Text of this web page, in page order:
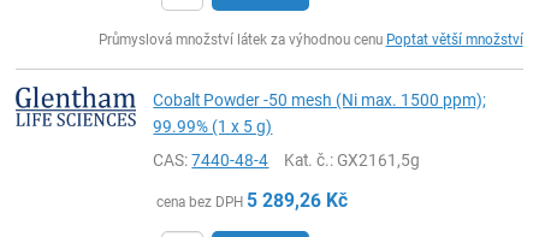
Průmyslová množství látek za výhodnou cenu Poptat větší množství
Cobalt Powder -50 mesh (Ni max. 1500 ppm);
99.99% (1 x 5 g)
CAS:7440-48-4 Kat. č.: GX2161,5g
cena bez DPH 5 289,26 Kč